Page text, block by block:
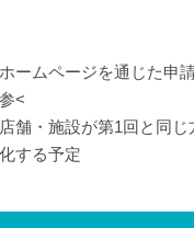
ームページを通じた申
<
舗・施設が第1回と同じ
する予定